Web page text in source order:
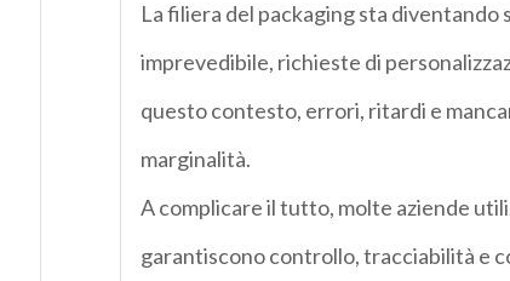
Lafiliera del packagingsta diventando
imprevedibile, richieste di
questo contesto, errori, ritardi e
marginalità.
A complicare il tutto, molte aziende
garantiscono controllo, tracciabilità e